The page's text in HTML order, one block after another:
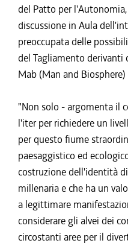
del Patto per
discussione in Aula
preoccupata delle
del Tagliamento derivanti
Mab (Man and
"Non solo - argomenta il
l'iter per richiedere un
per questo fiume
paesaggistico ed
costruzione dell'identità
millenaria e che ha un
a legittimare
considerare gli alvei dei
circostanti aree per il